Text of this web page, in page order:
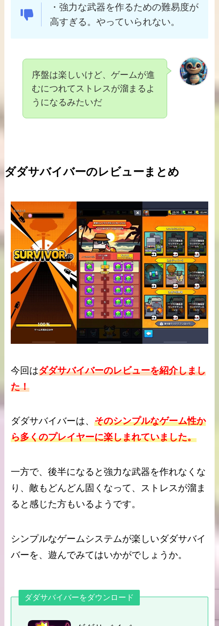
・強力な武器を作るための難易度が
高すぎる。やっていられない。
序盤は楽しいけど、ゲームが進
むにつれてストレスが溜まるよ
うになるみたいだ
ダダサバイバーのレビューまとめ
今回はダダサバイバーのレビューを紹介しまし
た！
ダダサバイバーは、そのシンプルなゲーム性か
ら多くのプレイヤーに楽しまれていました。
一方で、後半になると強力な武器を作れなくな
り、敵もどんどん固くなって、ストレスが溜ま
ると感じた方もいるようです。
シンプルなゲームシステムが楽しいダダサバイ
バーを、遊んでみてはいかがでしょうか。
ダダサバイバーをダウンロード